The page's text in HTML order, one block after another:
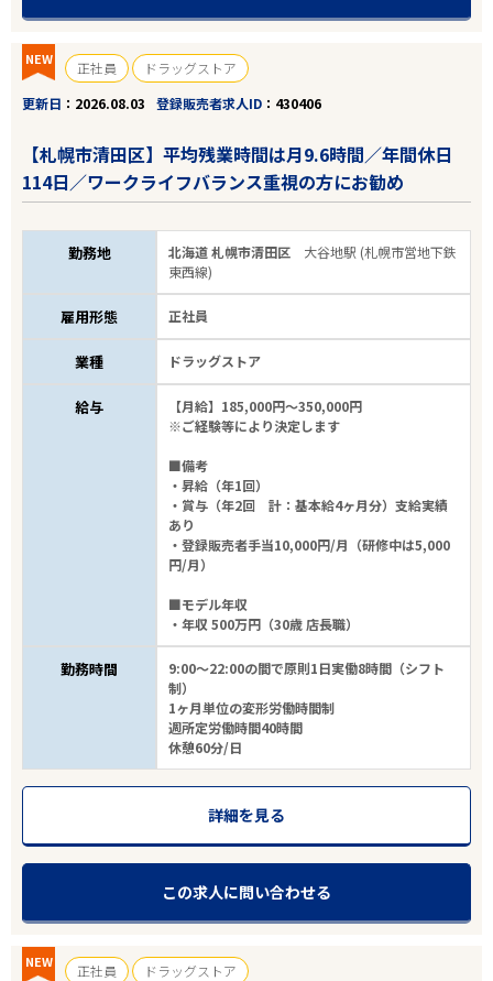
NEW 正社員
ドラッグストア
更新日
2026.08.03 登録販売者求人ID 430406
【札幌市清田区】平均残業時間は月9.6時間／年間休日
114日／ワークライフバランス重視の方にお勧め
勤務地 北海道 札幌市清田区 大谷地駅 (札幌市営地下鉄
東西線)
雇用形態 正社員
業種 ドラッグストア
給与
【月給】185,000円～350,000円
※ご経験等により決定します
■備考
・昇給（年1回）
・賞与（年2回 計：基本給4ヶ月分）支給実績
あり
・登録販売者手当10,000円/月（研修中は5,000
円/月）
■モデル年収
・年収 500万円（30歳 店長職）
勤務時間
9:00～22:00の間で原則1日実働8時間（シフト
制）
1ヶ月単位の変形労働時間制
週所定労働時間40時間
休憩60分/日
詳細を見る
この求人に問い合わせる
NEW 正社員
ドラッグストア